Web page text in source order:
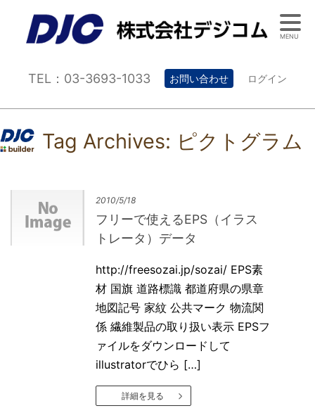
TEL：03-3693-1033 お問い合わせ ログイン
Tag Archives: ピクトグラム
2010/5/18
フリーで使えるEPS（イラス
トレータ）データ
http://freesozai.jp/sozai/ EPS素
材 国旗 道路標識 都道府県の県章
地図記号 家紋 公共マーク 物流関
係 繊維製品の取り扱い表示 EPSフ
ァイルをダウンロードして
illustratorでひら […]
詳細を見る
MENU